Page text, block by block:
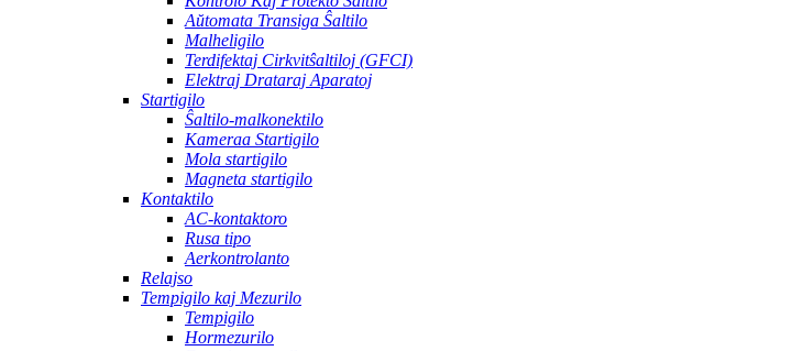
Aŭtomata Transiga Ŝaltilo
Malheligilo
Terdifektaj Cirkvitŝaltiloj (GFCI)
Elektraj Drataraj Aparatoj
Startigilo
Ŝaltilo-malkonektilo
Kameraa Startigilo
Mola startigilo
Magneta startigilo
Kontaktilo
AC-kontaktoro
Rusa tipo
Aerkontrolanto
Relajso
Tempigilo kaj Mezurilo
Tempigilo
Hormezurilo